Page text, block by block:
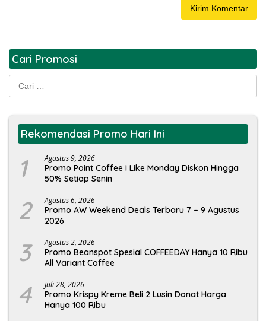
Cari Promosi
Cari
untuk:
Rekomendasi Promo Hari Ini
1 Agustus 9, 2026
Promo Point Coffee I Like Monday Diskon Hingga
50% Setiap Senin
2 Agustus 6, 2026
Promo AW Weekend Deals Terbaru 7 – 9 Agustus
2026
3 Agustus 2, 2026
Promo Beanspot Spesial COFFEEDAY Hanya 10 Ribu
All Variant Coffee
4 Juli 28, 2026
Promo Krispy Kreme Beli 2 Lusin Donat Harga
Hanya 100 Ribu